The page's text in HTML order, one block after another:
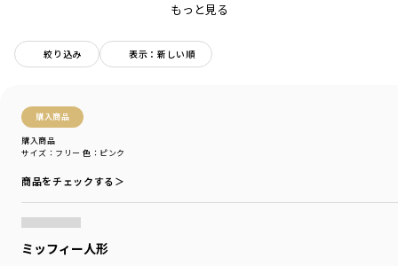
絞り込み 表示：新しい順
購入商品
購入商品
サイズ：フリー 色：ピンク
商品をチェックする＞
ミッフィー人形
出産祝いのファーストトイとしても喜ばれるアイテムです
※タグの縫い付け箇所やデザインは製造上の個体差があります
●BON TON TOYS●
1933年にオランダで設立されたBON TON TOYS（ボントントイズ）は、歴史
あるぬいぐるみのメーカー。
ぬいぐるみを作ってきた長きに渡るヒストリーと、
子どもたちにもっと幸せになってほしいという
想いの中から誕生したのが「miffy collection」です。
まもることを大切にしているBON TON TOYSは、
ぬいぐるみを触ったり持った時の幸福感だけではなく、
もっと見る